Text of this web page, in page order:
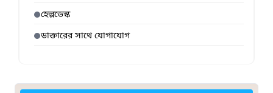
হেল্পডেস্ক
ডাক্তারের সাথে যোগাযোগ